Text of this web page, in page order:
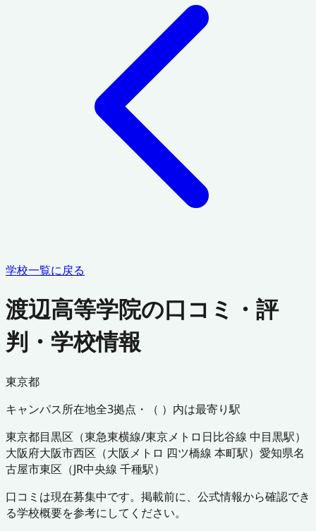
学校一覧に戻る
渡辺高等学院の口コミ・評
判・学校情報
東京都
キャンパス所在地全3拠点・（ ）内は最寄り駅
東京都目黒区 （東急東横線/東京メトロ日比谷線 中目黒駅）
大阪府大阪市西区 （大阪メトロ 四ツ橋線 本町駅） 愛知県名
古屋市東区 （JR中央線 千種駅）
口コミは現在募集中です。掲載前に、公式情報から確認でき
る学校概要を参考にしてください。